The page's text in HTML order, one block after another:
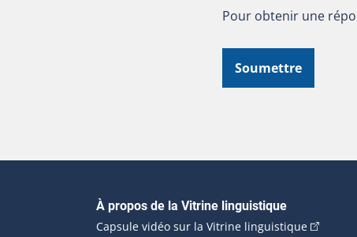
Pour obtenir une
Soumettre
Navigation principale
À propos de la Vitrine linguistique
Capsule vidéo sur la Vitrine linguistique(Cet